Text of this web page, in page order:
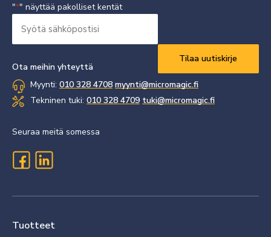
"*" näyttää pakolliset kentät
sähköpostisi
Ota meihin yhteyttä
Myynti: 010 328 4708 myynti@micromagic.fi
Tekninen tuki: 010 328 4709 tuki@micromagic.fi
Seuraa meitä somessa
Tuotteet